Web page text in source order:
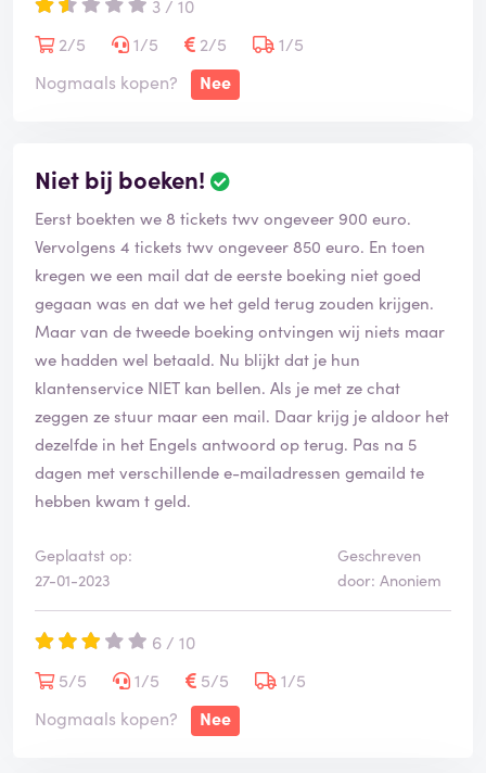
3 / 10
2/5
1/5 2/5
1/5
Nogmaals kopen?
Nee
Niet bij boeken!
Eerst boekten we 8 tickets twv ongeveer 900 euro.
Vervolgens 4 tickets twv ongeveer 850 euro. En toen
kregen we een mail dat de eerste boeking niet goed
gegaan was en dat we het geld terug zouden krijgen.
Maar van de tweede boeking ontvingen wij niets maar
we hadden wel betaald. Nu blijkt dat je hun
klantenservice NIET kan bellen. Als je met ze chat
zeggen ze stuur maar een mail. Daar krijg je aldoor het
dezelfde in het Engels antwoord op terug. Pas na 5
dagen met verschillende e-mailadressen gemaild te
hebben kwam t geld.
Geplaatst op:
27-01-2023
Geschreven
door: Anoniem
6 / 10
5/5
1/5 5/5
1/5
Nogmaals kopen?
Nee